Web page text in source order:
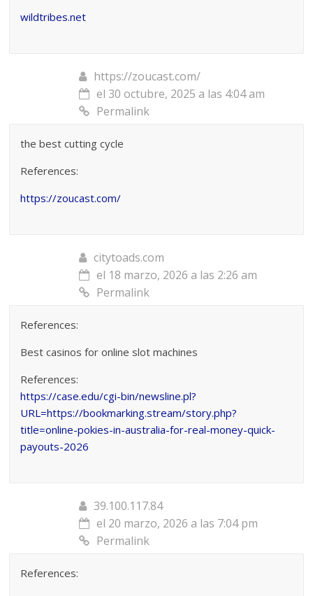
wildtribes.net
https://zoucast.com/
el 30 octubre, 2025 a las 4:04 am
Permalink
the best cutting cycle
References:
https://zoucast.com/
citytoads.com
el 18 marzo, 2026 a las 2:26 am
Permalink
References:
Best casinos for online slot machines
References:
https://case.edu/cgi-bin/newsline.pl?
URL=https://bookmarking.stream/story.php?
title=online-pokies-in-australia-for-real-money-quick-
payouts-2026
39.100.117.84
el 20 marzo, 2026 a las 7:04 pm
Permalink
References: